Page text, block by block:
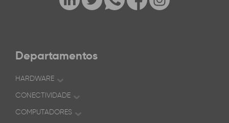
Departamentos
HARDWARE
CONECTIVIDADE
COMPUTADORES